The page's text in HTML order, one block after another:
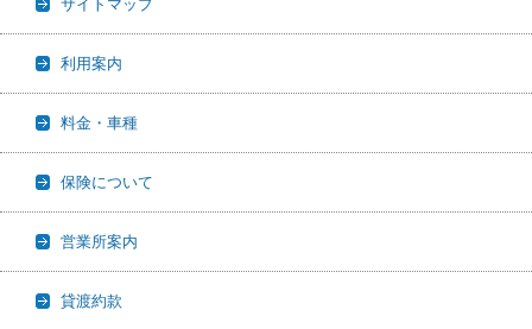
サイトマップ
利用案内
料金・車種
保険について
営業所案内
貸渡約款